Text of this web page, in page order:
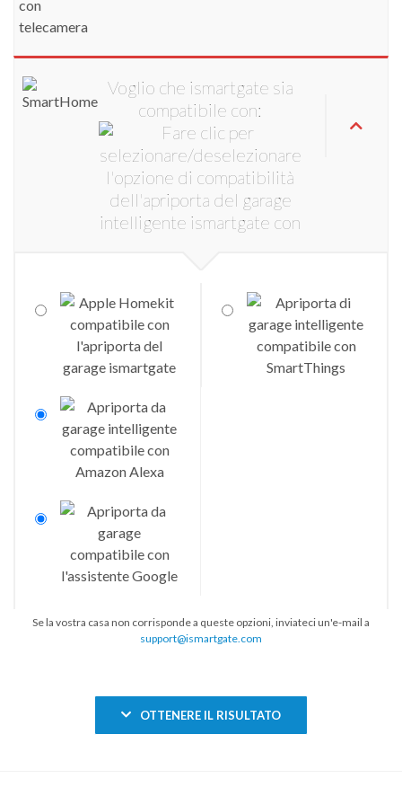
Voglio che ismartgate sia
compatibile con:
Se la vostra casa non corrisponde a queste opzioni, inviateci un'e-mail a
support@ismartgate.com
OTTENERE IL RISULTATO